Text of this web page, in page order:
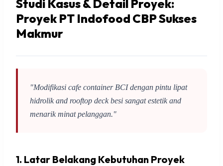
Studi Kasus & Detail Proyek:
Proyek PT Indofood CBP Sukses
Makmur
"Modifikasi cafe container BCI dengan pintu lipat
hidrolik and rooftop deck besi sangat estetik and
menarik minat pelanggan."
1. Latar Belakang Kebutuhan Proyek